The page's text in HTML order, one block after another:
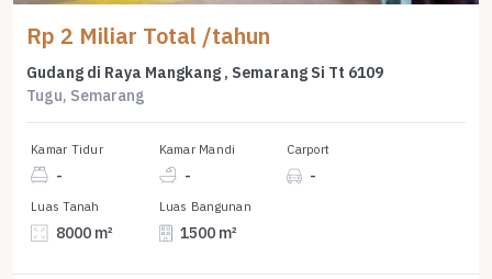
Rp 2 Miliar Total /tahun
Gudang di Raya Mangkang , Semarang Si Tt 6109
Tugu, Semarang
Kamar Tidur
-
Kamar Mandi
-
Carport
-
Luas Tanah
8000 m²
Luas Bangunan
1500 m²